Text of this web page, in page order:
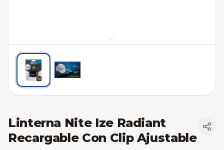
Linterna Nite Ize Radiant
Recargable Con Clip Ajustable